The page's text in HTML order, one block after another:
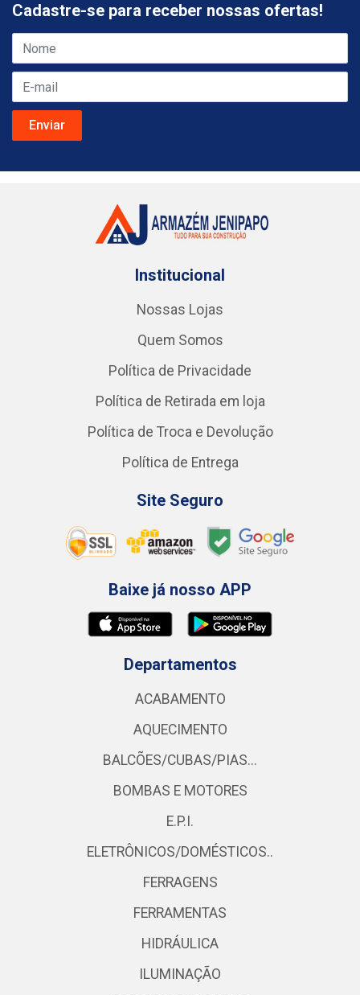
Cadastre-se para receber nossas ofertas!
Institucional
Nossas Lojas
Quem Somos
Política de Privacidade
Política de Retirada em loja
Política de Troca e Devolução
Política de Entrega
Site Seguro
Baixe já nosso APP
Departamentos
ACABAMENTO
AQUECIMENTO
BALCÕES/CUBAS/PIAS...
BOMBAS E MOTORES
E.P.I.
ELETRÔNICOS/DOMÉSTICOS..
FERRAGENS
FERRAMENTAS
HIDRÁULICA
ILUMINAÇÃO